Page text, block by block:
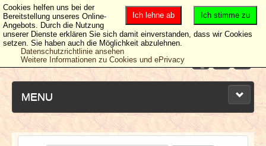
MENU
Ich stimme zu
Ich lehne ab
Cookies helfen uns bei der
Bereitstellung unseres Online-
Angebots. Durch die Nutzung
unserer Dienste erklären Sie sich damit einverstanden, dass wir Cookies
setzen. Sie haben auch die Möglichkeit abzulehnen.
Datenschutzrichtlinie ansehen
Weitere Informationen zu Cookies und ePrivacy